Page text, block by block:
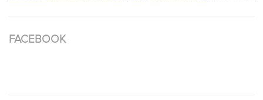
FACEBOOK